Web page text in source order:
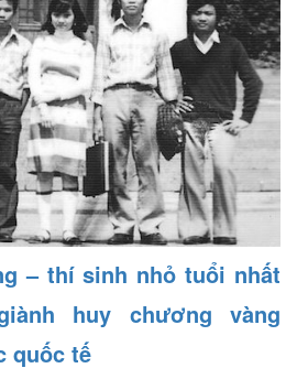
– thí sinh nhỏ tuổi nhất
huy chương vàng
quốc tế